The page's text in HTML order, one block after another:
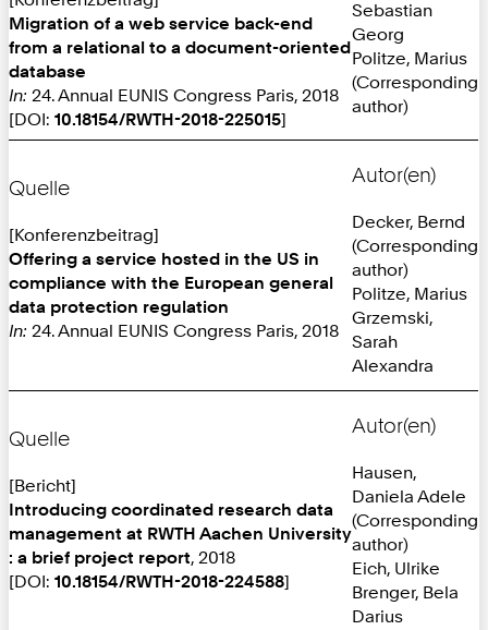
Migration of a web service back-end
from a relational to a document-oriented
database
In: 24. Annual EUNIS Congress Paris, 2018
[DOI: 10.18154/RWTH-2018-225015]
Sebastian
Georg
Politze, Marius
(Corresponding
author)
Quelle
[Konferenzbeitrag]
Offering a service hosted in the US in
compliance with the European general
data protection regulation
In: 24. Annual EUNIS Congress Paris, 2018
Autor(en)
Decker, Bernd
(Corresponding
author)
Politze, Marius
Grzemski,
Sarah
Alexandra
Quelle
[Bericht]
Introducing coordinated research data
management at RWTH Aachen University
: a brief project report, 2018
[DOI: 10.18154/RWTH-2018-224588]
Autor(en)
Hausen,
Daniela Adele
(Corresponding
author)
Eich, Ulrike
Brenger, Bela
Darius